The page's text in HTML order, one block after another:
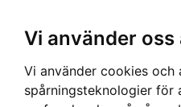
Vi använder
Vi använder cookies och
spårningsteknologier
Hem› HERR›SKJORTOR› LIQUORBRAND